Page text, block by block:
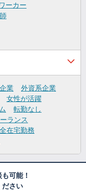
ーカー
業
外資系企業
女性が活躍
転勤なし
ランス
在宅勤務
可能！
ださい